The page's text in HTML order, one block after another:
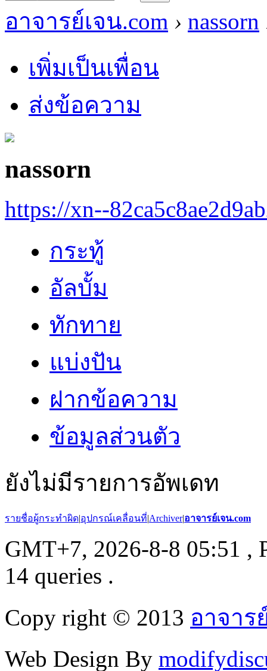
อาจารย์เจน.com › nassorn
เพิ่มเป็นเพื่อน
ส่งข้อความ
nassorn
https://xn--
กระทู้
อัลบั้ม
ทักทาย
แบ่งปัน
ฝากข้อความ
ข้อมูลส่วนตัว
ยังไม่มีรายการอัพเดท
รายชื่อผู้กระทำผิด|อุปกรณ์เคลื่อนที่|Archiver|อาจารย์เจน.com
GMT+7, 2026-8-8 05:51 ,
14 queries .
Copy right © 2013 อาจาร
Web Design By